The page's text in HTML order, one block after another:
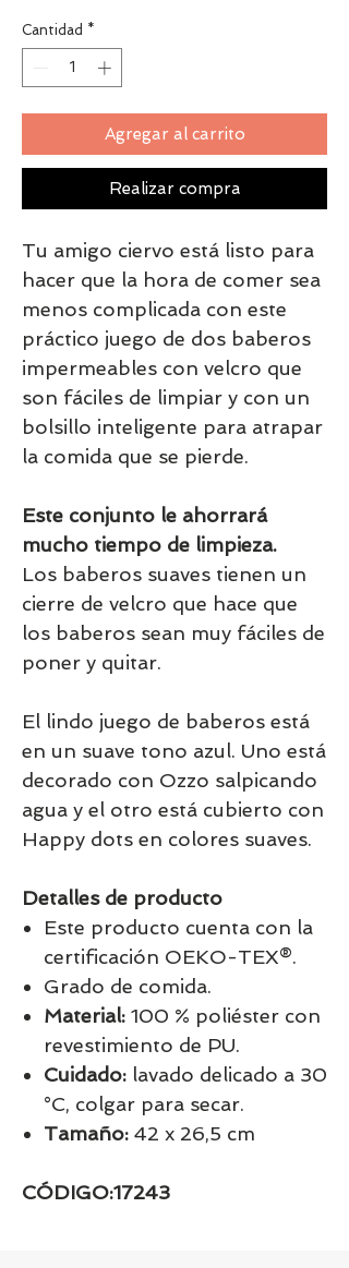
Cantidad *
Agregar al carrito
Realizar compra
Tu amigo ciervo está listo para
hacer que la hora de comer sea
menos complicada con este
práctico juego de dos baberos
impermeables con velcro que
son fáciles de limpiar y con un
bolsillo inteligente para atrapar
la comida que se pierde.
Este conjunto le ahorrará
mucho tiempo de limpieza.
Los baberos suaves tienen un
cierre de velcro que hace que
los baberos sean muy fáciles de
poner y quitar.
El lindo juego de baberos está
en un suave tono azul. Uno está
decorado con Ozzo salpicando
agua y el otro está cubierto con
Happy dots en colores suaves.
Detalles de producto
Este producto cuenta con la
certificación OEKO-TEX®.
Grado de comida.
Material: 100 % poliéster con
revestimiento de PU.
Cuidado: lavado delicado a 30
°C, colgar para secar.
Tamaño: 42 x 26,5 cm
CÓDIGO:17243